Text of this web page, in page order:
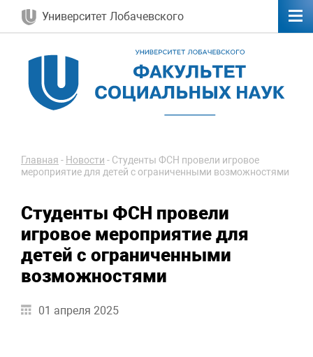
Университет Лобачевского
Главная - Новости - Студенты ФСН провели игровое
мероприятие для детей с ограниченными возможностями
Студенты ФСН провели
игровое мероприятие для
детей с ограниченными
возможностями
01 апреля 2025